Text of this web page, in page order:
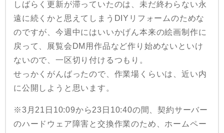
しばらく更新が滞っていたのは、未だ終わらない永
遠に続くかと思えてしまうDIYリフォームのためな
のですが、今週中にはいいかげん本来の絵画制作に
戻って、展覧会DM用作品など作り始めないといけ
ないので、一区切り付けるつもり。
せっかくがんばったので、作業場くらいは、近い内
に公開しようと思います。
※3月21日10:09から23日10:40の間、契約サーバー
のハードウェア障害と交換作業のため、ホームペー